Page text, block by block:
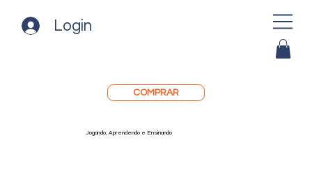
Login
COMPRAR
Jogando, Aprendendo e Ensinando